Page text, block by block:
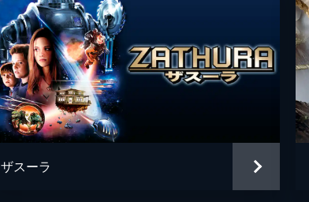
マーサ（高校生） モー
校長先生 マー
ジェ
エリッ
ザスーラ